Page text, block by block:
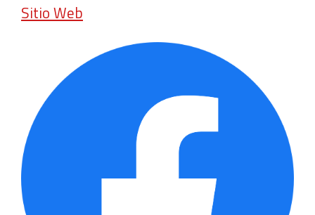
Sitio Web